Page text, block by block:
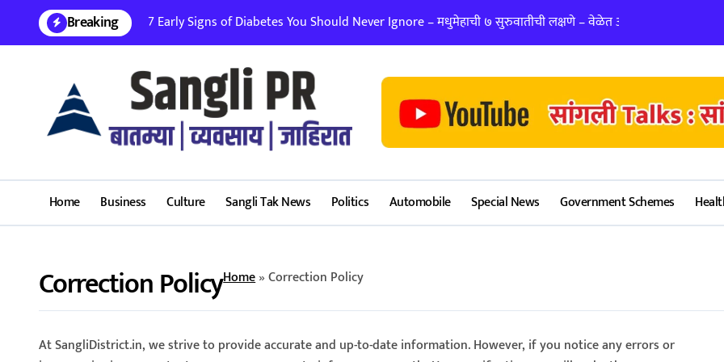
content
Breaking 7 Early Signs of Diabetes You Should Never Ignore – मधुमेहाची ७ सुरुवातीची लक्षणे – वेळेत ओळखा, आरोग्य जपा
लग्न ठरवताना
Home Business Culture Sangli Tak News Politics Automobile Special News Government Schemes
Correction PolicyHome»Correction Policy
At SangliDistrict.in, we strive to provide accurate and up-to-date information. However, if you notice any errors or